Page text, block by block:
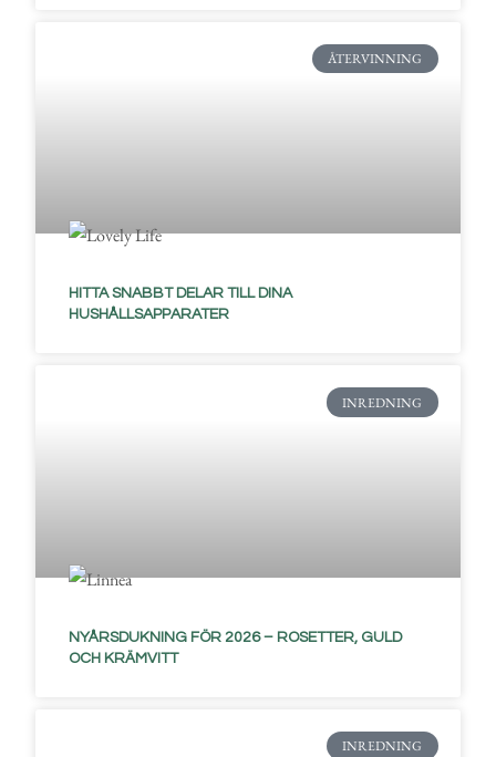
ÅTERVINNING
HITTA SNABBT DELAR TILL DINA
HUSHÅLLSAPPARATER
INREDNING
NYÅRSDUKNING FÖR 2026 – ROSETTER, GULD
OCH KRÄMVITT
INREDNING